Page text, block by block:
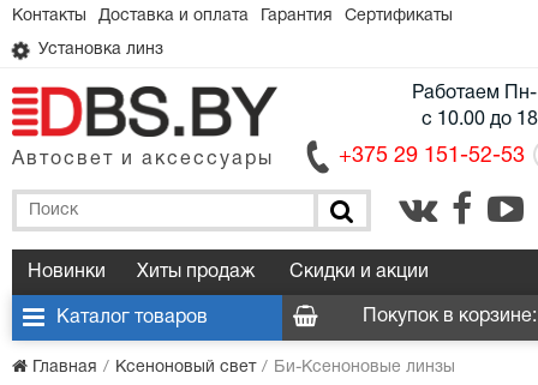
Контакты Доставка и оплата Гарантия Сертификаты
Установка линз
Автосвет и аксессуары
Работаем
с 10.00 до
+375 29 151-52-53
Новинки Хиты продаж Скидки и акции
Покупок в
Каталог товаров
Главная Ксеноновый свет Би-Ксеноновые линзы